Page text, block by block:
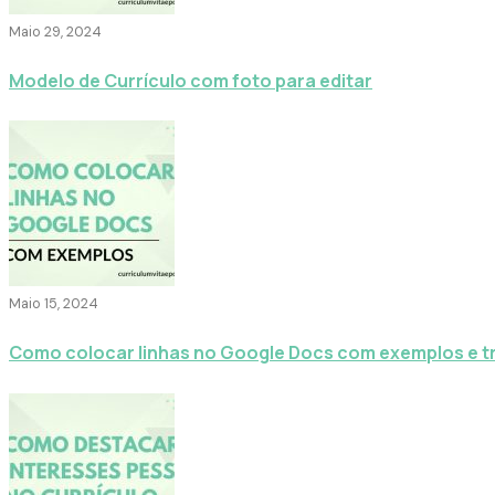
Maio 29, 2024
Modelo de Currículo com foto para editar
Maio 15, 2024
Como colocar linhas no Google Docs com exemplos e